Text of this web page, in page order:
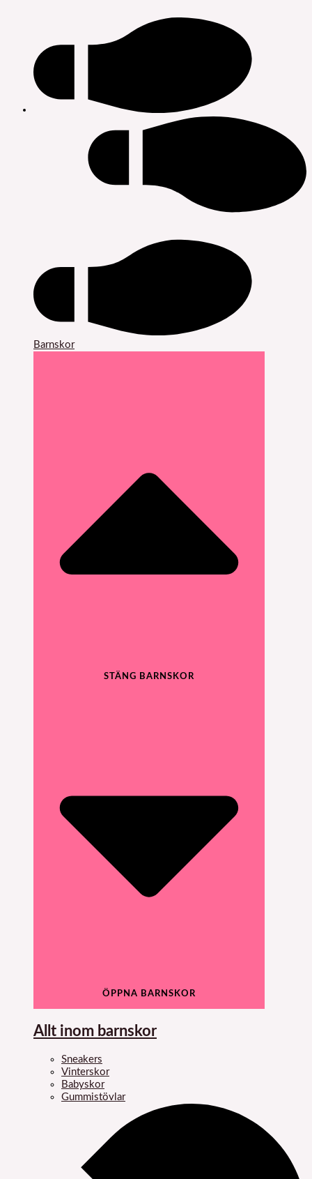
Barnskor
STÄNG BARNSKOR
ÖPPNA BARNSKOR
Allt inom barnskor
Sneakers
Vinterskor
Babyskor
Gummistövlar